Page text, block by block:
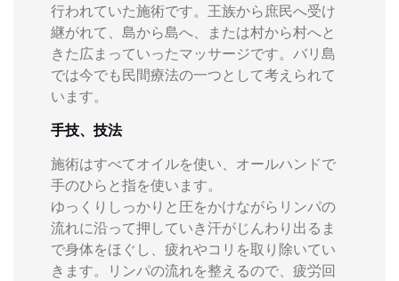
行われていた施術です。王族から庶民へ受け
継がれて、島から島へ、または村から村へと
きた広まっていったマッサージです。バリ島
では今でも民間療法の一つとして考えられて
います。
手技、技法
施術はすべてオイルを使い、オールハンドで
手のひらと指を使います。
ゆっくりしっかりと圧をかけながらリンパの
流れに沿って押していき汗がじんわり出るま
で身体をほぐし、疲れやコリを取り除いてい
きます。リンパの流れを整えるので、疲労回